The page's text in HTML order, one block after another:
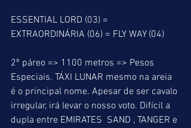
ESSENTIAL LORD (03) =
EXTRAORDINÁRIA (06) = FLY WAY (04)
2º páreo => 1100 metros => Pesos
Especiais. TÁXI LUNAR mesmo na areia
é o principal nome. Apesar de ser cavalo
irregular, irá levar o nosso voto. Difícil a
dupla entre EMIRATES  SAND , TANGER e